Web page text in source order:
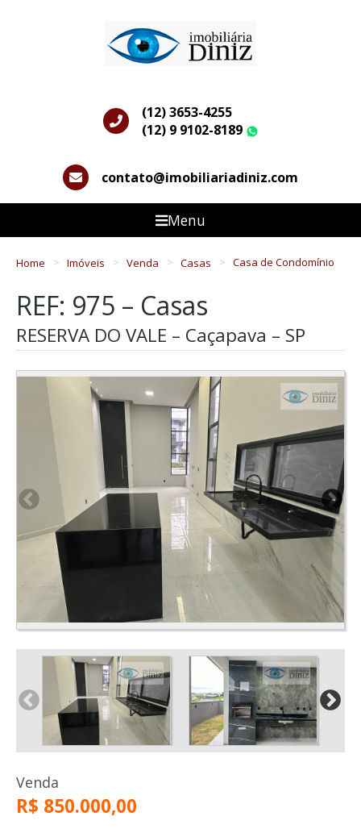
(12) 3653-4255
(12) 9 9102-8189
contato@imobiliariadiniz.com
Menu
Home Imóveis Venda Casas Casa de Condomínio
REF: 975 – Casas
RESERVA DO VALE – Caçapava – SP
Venda
R$ 850.000,00